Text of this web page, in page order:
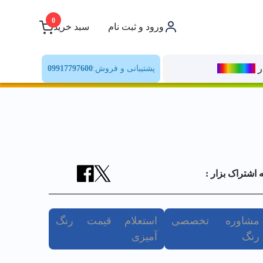
ورود و ثبت نام سبد خرید
0
پشتیبانی و فروش:09917797600
اشتراک بزار :
مشاوره تخصصی
رنگ
استعلام قیمت رنگ
آمیزی